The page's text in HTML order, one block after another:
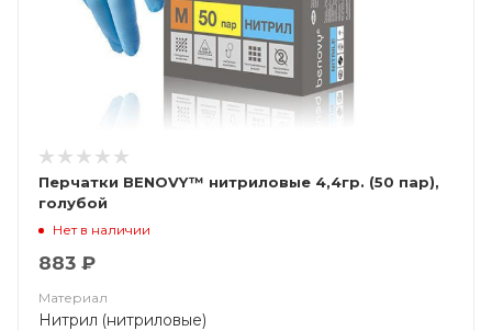
Перчатки BENOVY™ нитриловые 4,4гр. (50 пар),
голубой
Нет в наличии
883 ₽
Материал
Нитрил (нитриловые)